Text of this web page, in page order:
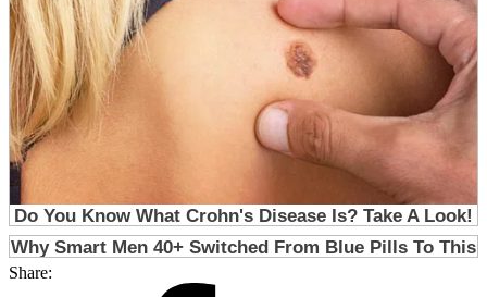
Share: